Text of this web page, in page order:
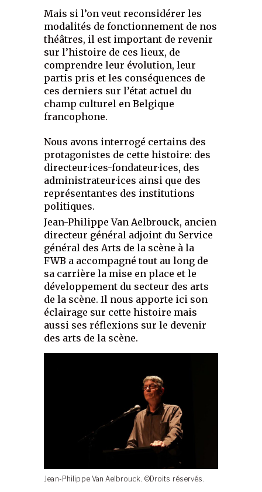
Mais si l’on veut reconsidérer les
modalités de fonctionnement de nos
théâtres, il est important de revenir
sur l’histoire de ces lieux, de
comprendre leur évolution, leur
partis pris et les conséquences de
ces derniers sur l’état actuel du
champ culturel en Belgique
francophone.
Nous avons interrogé certains des
protagonistes de cette histoire: des
directeur·ices-fondateur·ices, des
administrateur·ices ainsi que des
représentant·es des institutions
politiques.
Jean-Philippe Van Aelbrouck, ancien
directeur général adjoint du Service
général des Arts de la scène à la
FWB a accompagné tout au long de
sa carrière la mise en place et le
développement du secteur des arts
de la scène. Il nous apporte ici son
éclairage sur cette histoire mais
aussi ses réflexions sur le devenir
des arts de la scène.
Jean-Philippe Van Aelbrouck. ©Droits réservés.